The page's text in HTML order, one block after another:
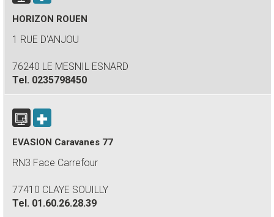
HORIZON ROUEN
1 RUE D'ANJOU
76240 LE MESNIL ESNARD
Tel. 0235798450
EVASION Caravanes 77
RN3 Face Carrefour
77410 CLAYE SOUILLY
Tel. 01.60.26.28.39